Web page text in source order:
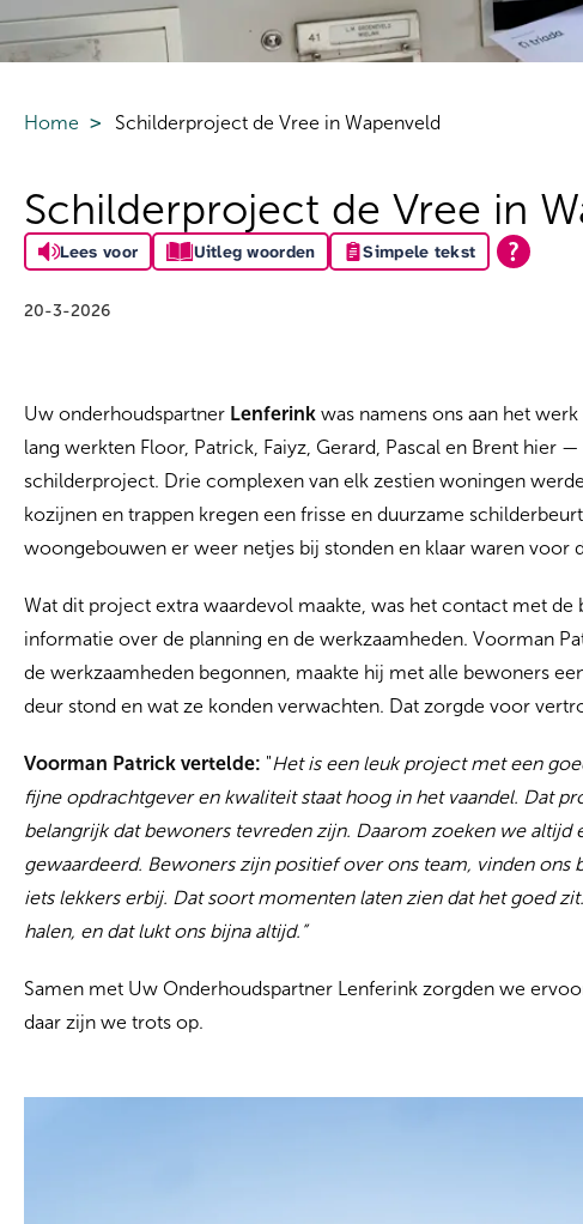
Home Schilderproject de Vree in Wapenveld
Schilderproject de Vree in
Lees voor Uitleg woorden Simpele tekst
20-3-2026
Uw onderhoudspartner Lenferink was namens ons aan het
lang werkten Floor, Patrick, Faiyz, Gerard, Pascal en Brent hier
schilderproject. Drie complexen van elk zestien woningen
kozijnen en trappen kregen een frisse en duurzame
woongebouwen er weer netjes bij stonden en klaar waren voor
Wat dit project extra waardevol maakte, was het contact met
informatie over de planning en de werkzaamheden. Voorman
de werkzaamheden begonnen, maakte hij met alle bewoners
deur stond en wat ze konden verwachten. Dat zorgde voor
Voorman Patrick vertelde: "Het is een leuk project met een
fijne opdrachtgever en kwaliteit staat hoog in het vaandel. Dat
belangrijk dat bewoners tevreden zijn. Daarom zoeken we altijd
gewaardeerd. Bewoners zijn positief over ons team, vinden
iets lekkers erbij. Dat soort momenten laten zien dat het goed
halen, en dat lukt ons bijna altijd.”
Samen met Uw Onderhoudspartner Lenferink zorgden we
daar zijn we trots op.